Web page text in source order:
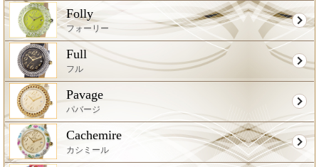
Folly
フォーリー
Full
フル
Pavage
パバージ
Cachemire
カシミール